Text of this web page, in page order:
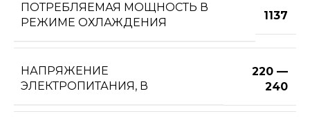
ПОТРЕБЛЯЕМАЯ МОЩНОСТЬ В
РЕЖИМЕ ОХЛАЖДЕНИЯ
1137
НАПРЯЖЕНИЕ
ЭЛЕКТРОПИТАНИЯ, В
220 —
240